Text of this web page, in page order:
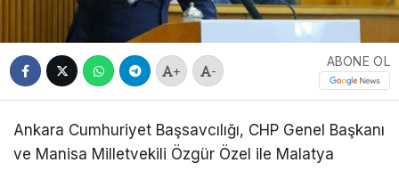
+ -
ABONE OL
Ankara Cumhuriyet Başsavcılığı, CHP Genel Başkanı
ve Manisa Milletvekili Özgür Özel ile Malatya